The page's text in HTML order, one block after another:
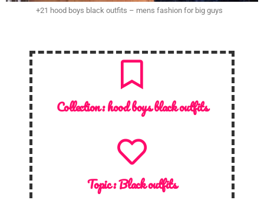
+21 hood boys black outfits – mens fashion for big guys
Collection :hood boys black outfits
Topic :Black outfits